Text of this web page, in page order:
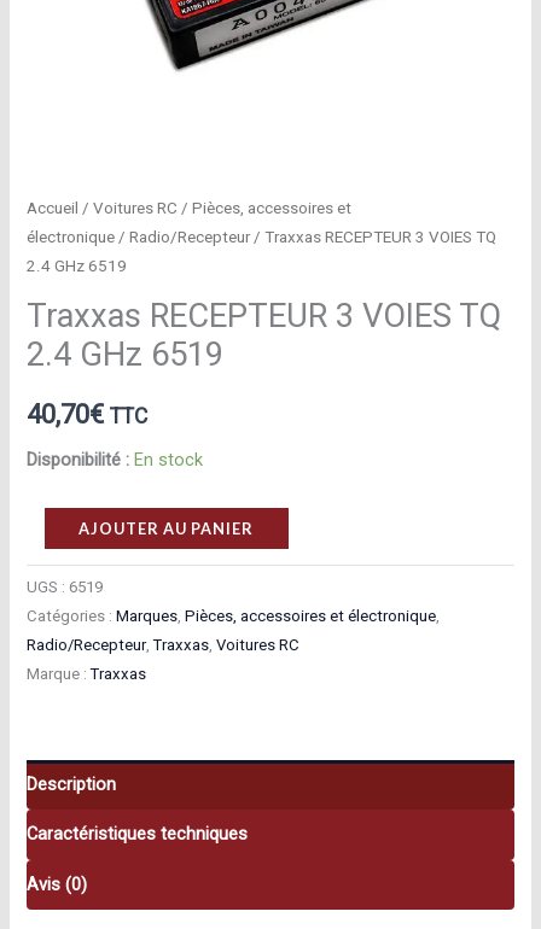
Accueil /Voitures RC /Pièces, accessoires et
électronique /Radio/Recepteur/ Traxxas RECEPTEUR 3 VOIES TQ
2.4 GHz 6519
Traxxas RECEPTEUR 3 VOIES TQ
2.4 GHz 6519
40,70€ TTC
Disponibilité : En stock
quantité
de
Traxxas
RECEPTEUR
3
VOIES
GHz
6519
AJOUTER AU PANIER
UGS : 6519
Catégories :Marques,Pièces, accessoires et électronique,
Radio/Recepteur,Traxxas,Voitures RC
Marque :Traxxas
Description
Caractéristiques techniques
Avis (0)